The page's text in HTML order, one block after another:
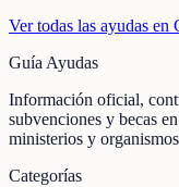
Ver todas las ayudas en
Guía Ayudas
Información oficial,
subvenciones y becas
ministerios y
Categorías